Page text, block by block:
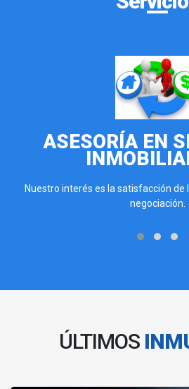
ASESORÍA EN
Nuestro interés es la satisfacción de
negociación.
ÚLTIMOS